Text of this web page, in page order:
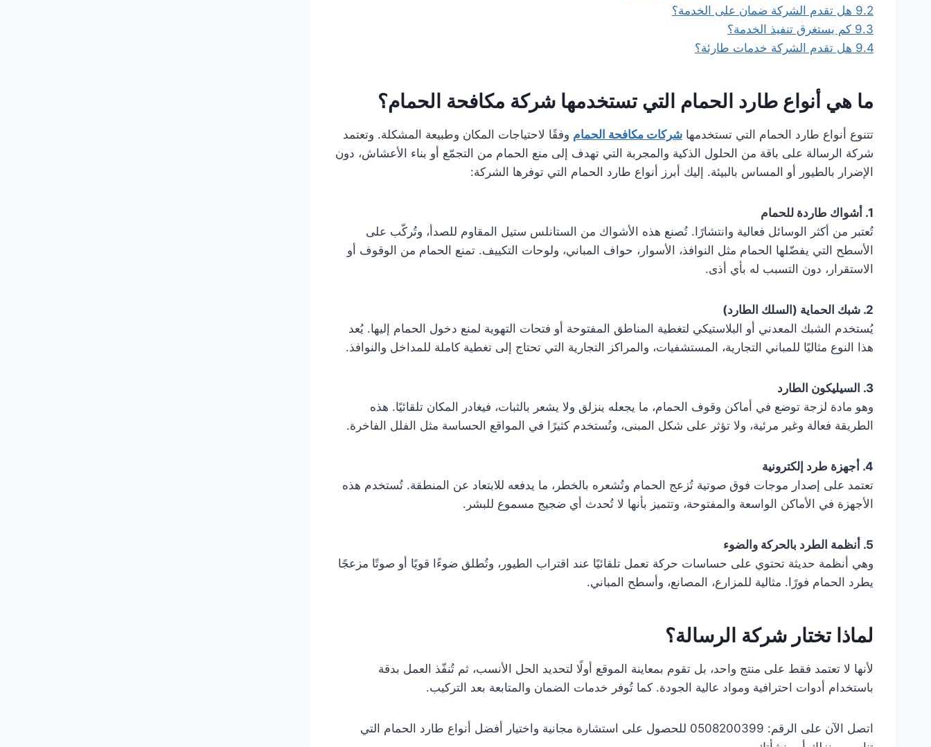
9.2 هل تقدم الشركة ضمان على الخدمة؟
9.3 كم يستغرق تنفيذ الخدمة؟
9.4 هل تقدم الشركة خدمات طارئة؟
ما هي أنواع طارد الحمام التي تستخدمها شركة مكافحة الحمام؟
تتنوع أنواع طارد الحمام التي تستخدمهاشركات مكافحة الحمام وفقًا لاحتياجات المكان وطبيعة المشكلة. وتعتمد
شركة الرسالة على باقة من الحلول الذكية والمجربة التي تهدف إلى منع الحمام من التجمّع أو بناء الأعشاش، دون
الإضرار بالطيور أو المساس بالبيئة. إليك أبرز أنواع طارد الحمام التي توفرها الشركة:
1. أشواك طاردة للحمام
تُعتبر من أكثر الوسائل فعالية وانتشارًا. تُصنع هذه الأشواك من الستانلس ستيل المقاوم للصدأ، وتُركّب على
الأسطح التي يفضّلها الحمام مثل النوافذ، الأسوار، حواف المباني، ولوحات التكييف. تمنع الحمام من الوقوف أو
الاستقرار، دون التسبب له بأي أذى.
2. شبك الحماية (السلك الطارد)
يُستخدم الشبك المعدني أو البلاستيكي لتغطية المناطق المفتوحة أو فتحات التهوية لمنع دخول الحمام إليها. يُعد
هذا النوع مثاليًا للمباني التجارية، المستشفيات، والمراكز التجارية التي تحتاج إلى تغطية كاملة للمداخل والنوافذ.
3. السيليكون الطارد
وهو مادة لزجة توضع في أماكن وقوف الحمام، ما يجعله ينزلق ولا يشعر بالثبات، فيغادر المكان تلقائيًا. هذه
الطريقة فعالة وغير مرئية، ولا تؤثر على شكل المبنى، وتُستخدم كثيرًا في المواقع الحساسة مثل الفلل الفاخرة.
4. أجهزة طرد إلكترونية
تعتمد على إصدار موجات فوق صوتية تُزعج الحمام وتُشعره بالخطر، ما يدفعه للابتعاد عن المنطقة. تُستخدم هذه
الأجهزة في الأماكن الواسعة والمفتوحة، وتتميز بأنها لا تُحدث أي ضجيج مسموع للبشر.
5. أنظمة الطرد بالحركة والضوء
وهي أنظمة حديثة تحتوي على حساسات حركة تعمل تلقائيًا عند اقتراب الطيور، وتُطلق ضوءًا قويًا أو صوتًا مزعجًا
يطرد الحمام فورًا. مثالية للمزارع، المصانع، وأسطح المباني.
لماذا تختار شركة الرسالة؟
لأنها لا تعتمد فقط على منتج واحد، بل تقوم بمعاينة الموقع أولًا لتحديد الحل الأنسب، ثم تُنفّذ العمل بدقة
باستخدام أدوات احترافية ومواد عالية الجودة. كما تُوفر خدمات الضمان والمتابعة بعد التركيب.
اتصل الآن على الرقم: 0508200399 للحصول على استشارة مجانية واختيار أفضل أنواع طارد الحمام التي